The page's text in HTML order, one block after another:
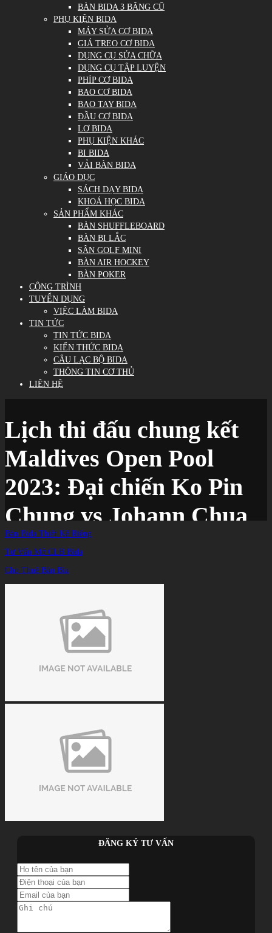
BÀN BIDA 3 BĂNG CŨ
PHỤ KIỆN BIDA
MÁY SỬA CƠ BIDA
GIÁ TREO CƠ BIDA
DỤNG CỤ SỬA CHỮA
DỤNG CỤ TẬP LUYỆN
PHÍP CƠ BIDA
BAO CƠ BIDA
BAO TAY BIDA
ĐẦU CƠ BIDA
LƠ BIDA
PHỤ KIỆN KHÁC
BI BIDA
VẢI BÀN BIDA
GIÁO DỤC
SÁCH DẠY BIDA
KHOÁ HỌC BIDA
SẢN PHẨM KHÁC
BÀN SHUFFLEBOARD
BÀN BI LẮC
SÂN GOLF MINI
BÀN AIR HOCKEY
BÀN POKER
CÔNG TRÌNH
TUYỂN DỤNG
VIỆC LÀM BIDA
TIN TỨC
TIN TỨC BIDA
KIẾN THỨC BIDA
CÂU LẠC BỘ BIDA
THÔNG TIN CƠ THỦ
LIÊN HỆ
Lịch thi đấu chung kết
Maldives Open Pool
2023: Đại chiến Ko Pin
Chung vs Johann Chua
TIN TỨC /
Bàn Bida Thiết Kế Riêng
Tư Vấn Mở CLB Bida
Cho Thuê Bàn Bia
ĐĂNG KÝ TƯ VẤN